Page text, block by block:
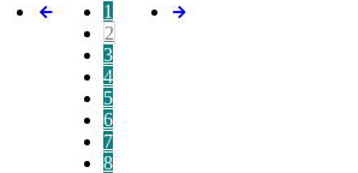
1
2
3
4
5
6
7
8